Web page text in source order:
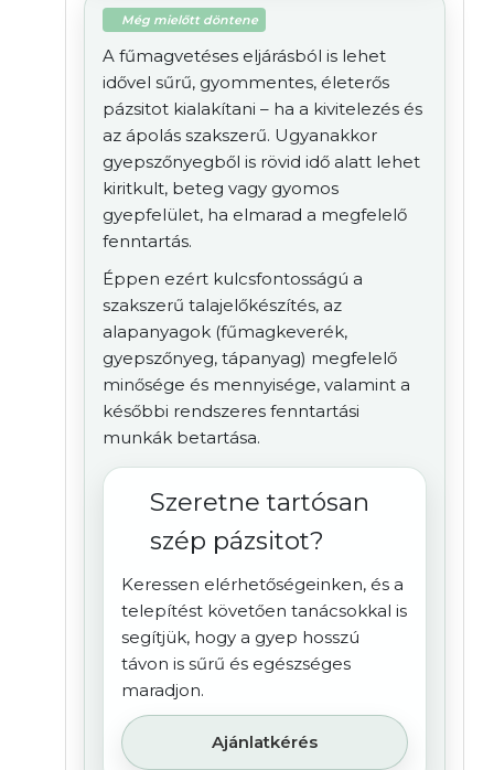
Még mielőtt döntene
A fűmagvetéses eljárásból is lehet
idővel sűrű, gyommentes, életerős
pázsitot kialakítani – ha a kivitelezés és
az ápolás szakszerű. Ugyanakkor
gyepszőnyegből is rövid idő alatt lehet
kiritkult, beteg vagy gyomos
gyepfelület, ha elmarad a megfelelő
fenntartás.
Éppen ezért kulcsfontosságú a
szakszerű talajelőkészítés, az
alapanyagok (fűmagkeverék,
gyepszőnyeg, tápanyag) megfelelő
minősége és mennyisége, valamint a
későbbi rendszeres fenntartási
munkák betartása.
Szeretne tartósan
szép pázsitot?
Keressen elérhetőségeinken, és a
telepítést követően tanácsokkal is
segítjük, hogy a gyep hosszú
távon is sűrű és egészséges
maradjon.
Ajánlatkérés